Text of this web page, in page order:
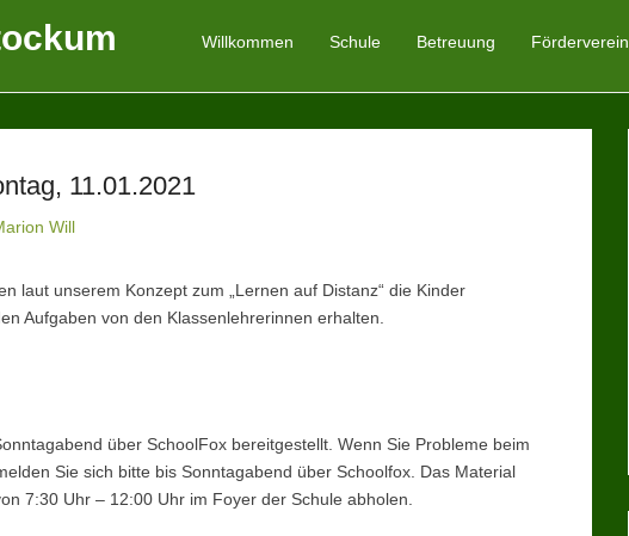
Primäres Menü
Zum Inhalt springen
Willkommen Schule Betreuung Förderverein
11.01.2021
Will
laut unserem Konzept zum „Lernen auf Distanz“ die Kinder
Aufgaben von den Klassenlehrerinnen erhalten.
über SchoolFox bereitgestellt. Wenn Sie Probleme beim
Sie sich bitte bis Sonntagabend über Schoolfox. Das Material
7:30 Uhr – 12:00 Uhr im Foyer der Schule abholen.